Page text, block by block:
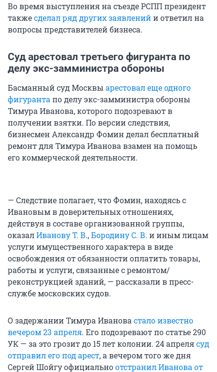
Во время выступления на съезде РСПП президент
такжесделал ряд других заявленийи ответил на
вопросы представителей бизнеса.
Суд арестовал третьего фигуранта по
делу экс-замминистра обороны
Басманный суд Москвы арестовал еще одного
фигуранта по делу экс-замминистра обороны
Тимура Иванова, которого подозревают в
получении взятки. По версии следствия,
бизнесмен Александр Фомин делал бесплатный
ремонт для Тимура Иванова взамен на помощь
его коммерческой деятельности.
— Следствие полагает, что Фомин, находясь с
Ивановым в доверительных отношениях,
действуя в составе организованной группы,
оказалИванову Т. В.,Бородину С. В. и иным лицам
услуги имущественного характера в виде
освобождения от обязанности оплатить товары,
работы и услуги, связанные с ремонтом/
реконструкцией зданий, — рассказали в пресс-
службе московских судов.
О задержании Тимура Иванова стало известно
вечером 23 апреля. Его подозревают по статье 290
УК — за это грозит до 15 лет колонии. 24 апрелясуд
отправил его под арест, а вечером того же дня
Сергей Шойгу официальноотстранил Иванова от